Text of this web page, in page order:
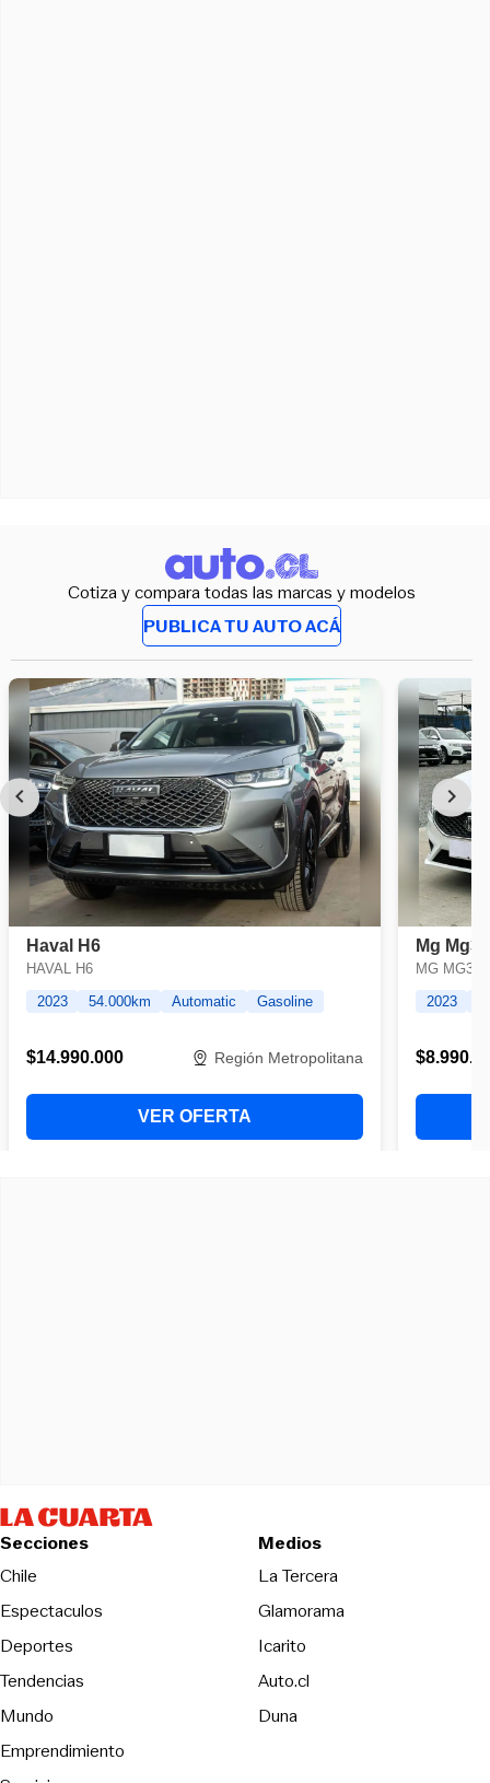
Cotiza y compara todas las marcas y modelos
PUBLICA TU AUTO ACÁ
Secciones
Chile
Espectaculos
Deportes
Tendencias
Mundo
Emprendimiento
Medios
La TerceraOpens in new
Glamorama
Icarito
Auto.cl
DunaOpens in new window